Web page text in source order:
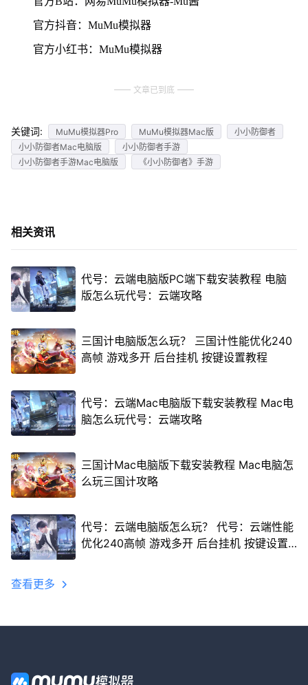
官方抖音：MuMu模拟器
官方小红书：MuMu模拟器
文章已到底
关键词: MuMu模拟器Pro MuMu模拟器Mac版
小小防御者
小小防御者Mac电脑版
小小防御者手游
小小防御者手游Mac电脑版
《小小防御者》手游
相关资讯
代号：云端电脑版PC端下载安装教程 电脑
版怎么玩代号：云端攻略
三国计电脑版怎么玩？ 三国计性能优化240
高帧 游戏多开 后台挂机 按键设置教程
代号：云端Mac电脑版下载安装教程 Mac电
脑怎么玩代号：云端攻略
三国计Mac电脑版下载安装教程 Mac电脑怎
么玩三国计攻略
代号：云端电脑版怎么玩？ 代号：云端性能
优化240高帧 游戏多开 后台挂机 按键设置
查看更多